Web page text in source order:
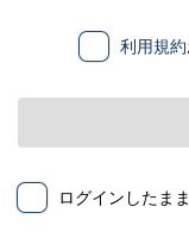
利用規約
ログインしたま